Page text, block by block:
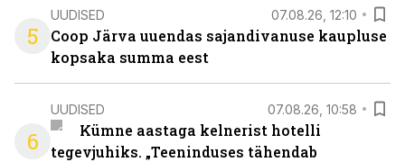
5
UUDISED 07.08.26, 12:10
Coop Järva uuendas sajandivanuse kaupluse
kopsaka summa eest
6
UUDISED 07.08.26, 10:58
Kümne aastaga kelnerist hotelli
tegevjuhiks. „Teeninduses tähendab